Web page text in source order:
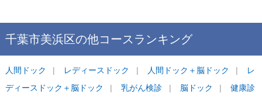
千葉市美浜区の他コースランキング
人間ドック レディースドック 人間ドック＋脳ドック
レ
ディースドック＋脳ドック
乳がん検診 脳ドック
健康診